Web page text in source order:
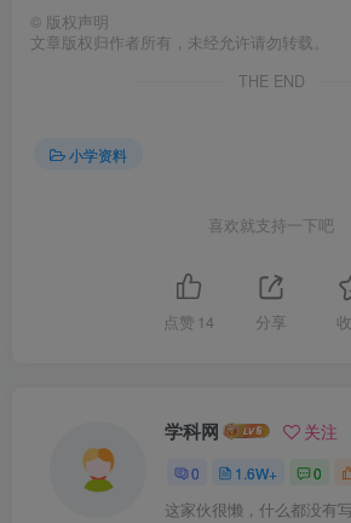
© 版权声明
文章版权归作者所有，未经允许请勿转载。
THE END
小学资料
喜欢就支持一下吧
点赞 14 分享
学科网 关注
0 1.6W+ 0
这家伙很懒，什么都没有